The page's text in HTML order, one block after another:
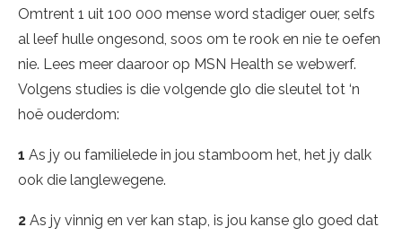
Omtrent 1 uit 100 000 mense word stadiger ouer, selfs
al leef hulle ongesond, soos om te rook en nie te oefen
nie. Lees meer daaroor op MSN Health se webwerf.
Volgens studies is die volgende glo die sleutel tot ‘n
hoë ouderdom:
1 As jy ou familielede in jou stamboom het, het jy dalk
ook die langlewegene.
2 As jy vinnig en ver kan stap, is jou kanse glo goed dat